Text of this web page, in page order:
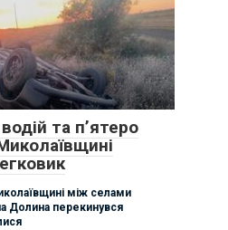
та п’ятеро
між селами
Долина перекинувся